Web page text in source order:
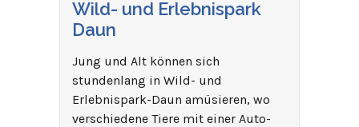
Wild- und Erlebnispark
Daun
Jung und Alt können sich
stundenlang in Wild- und
Erlebnispark-Daun amüsieren, wo
verschiedene Tiere mit einer Auto-